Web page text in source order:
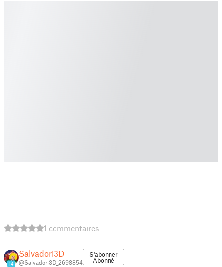
1 commentaires
14
Salvadori3D
@Salvadori3D_2698854
S'abonner
Abonné